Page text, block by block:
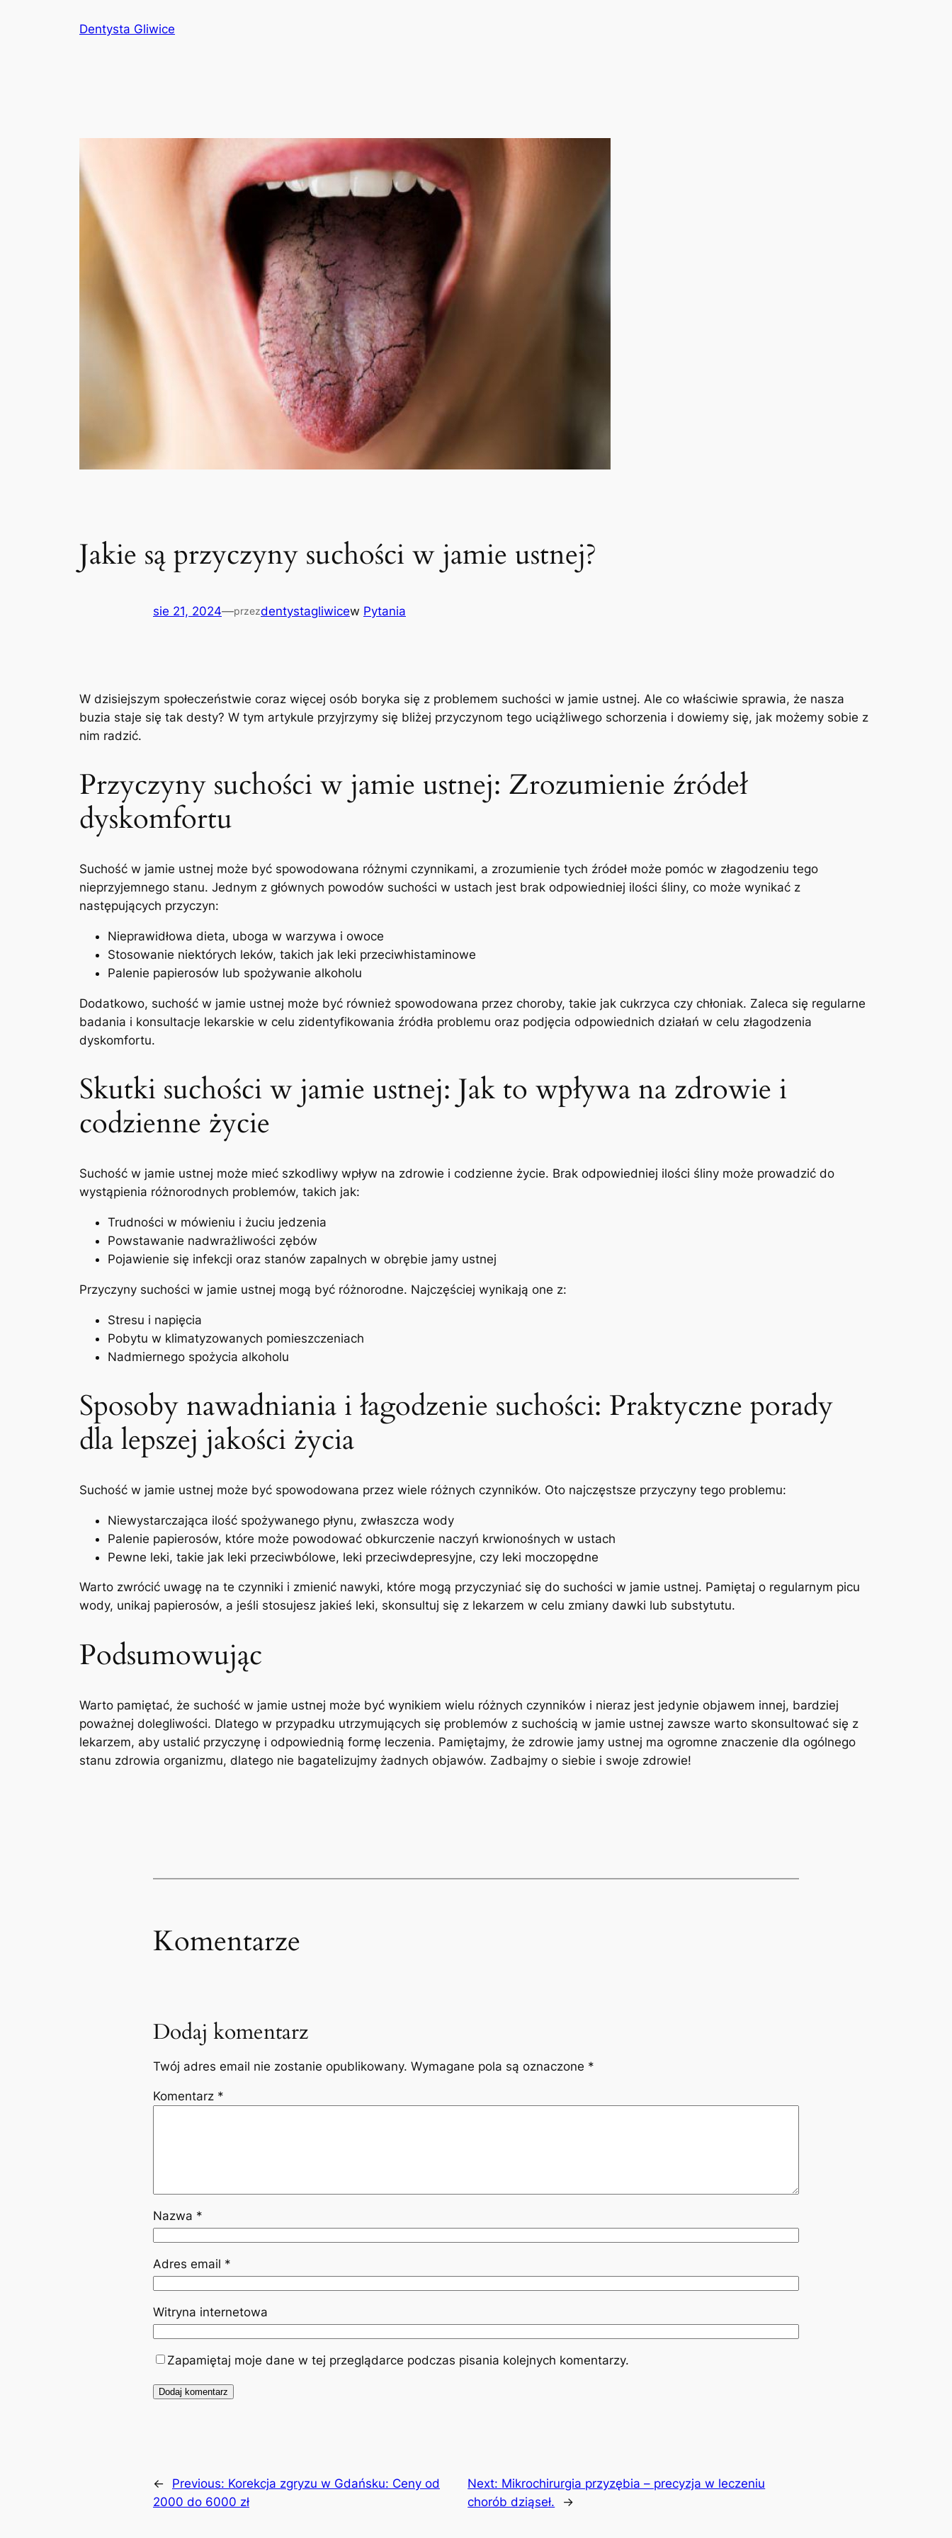
Dentysta Gliwice
Jakie są przyczyny suchości w jamie ustnej?
sie 21, 2024—przezdentystagliwicew Pytania
W⁣ dzisiejszym ⁣społeczeństwie ‍coraz więcej ⁤osób ‍boryka się⁢ z problemem suchości⁣ w jamie⁤ ustnej. ‍Ale⁣ co właściwie sprawia, że nasza
buzia staje się tak desty?⁤ W tym⁣ artykule przyjrzymy się‌ bliżej przyczynom⁣ tego⁣ uciążliwego schorzenia i dowiemy się, jak możemy ⁤sobie z
nim radzić.
Przyczyny suchości w jamie ustnej: Zrozumienie źródeł
‍dyskomfortu
Suchość‌ w jamie ustnej ‍może być​ spowodowana różnymi​ czynnikami, a zrozumienie tych ⁢źródeł​ może pomóc w⁤ złagodzeniu tego
nieprzyjemnego ⁤stanu. Jednym z ​głównych ​powodów suchości w ustach jest brak odpowiedniej ilości⁣ śliny, co⁢ może wynikać z
‌następujących przyczyn:
Nieprawidłowa dieta,‌ uboga ⁢w⁤ warzywa i owoce
Stosowanie niektórych leków, ⁢takich jak ⁤leki przeciwhistaminowe
Palenie papierosów lub spożywanie alkoholu
Dodatkowo, suchość⁢ w jamie ustnej może być⁣ również spowodowana przez choroby, takie​ jak cukrzyca czy chłoniak. Zaleca się regularne
badania i konsultacje ⁣lekarskie w celu ⁤zidentyfikowania źródła problemu⁤ oraz podjęcia odpowiednich działań w celu złagodzenia
dyskomfortu.
Skutki suchości ​w jamie ustnej: ‍Jak⁢ to ⁤wpływa na​ zdrowie i
codzienne życie
Suchość ‍w jamie ustnej może mieć szkodliwy wpływ na zdrowie⁢ i​ codzienne życie. Brak odpowiedniej ilości ​śliny może prowadzić do
wystąpienia​ różnorodnych problemów, takich jak:
Trudności w mówieniu i żuciu ‍jedzenia
Powstawanie nadwrażliwości⁤ zębów
Pojawienie się infekcji oraz stanów zapalnych w obrębie ‍jamy ustnej
Przyczyny suchości ‌w jamie ustnej ‍mogą być różnorodne. Najczęściej ⁣wynikają one z:
Stresu i ‌napięcia
Pobytu w klimatyzowanych pomieszczeniach
Nadmiernego spożycia alkoholu
Sposoby nawadniania i łagodzenie suchości: Praktyczne ⁤porady
dla lepszej jakości życia
Suchość w jamie ustnej może być spowodowana przez wiele różnych czynników. Oto najczęstsze przyczyny⁣ tego problemu:
Niewystarczająca ilość spożywanego płynu, zwłaszcza​ wody
Palenie papierosów, które może powodować obkurczenie naczyń krwionośnych ⁢w ustach
Pewne ⁤leki, takie jak leki przeciwbólowe, leki przeciwdepresyjne, czy leki⁣ moczopędne
Warto zwrócić uwagę⁤ na te czynniki​ i⁢ zmienić​ nawyki, które mogą przyczyniać się do suchości w jamie​ ustnej. Pamiętaj o regularnym picu
wody, ‌unikaj​ papierosów, a⁣ jeśli stosujesz jakieś leki,⁢ skonsultuj⁣ się z lekarzem w celu ⁣zmiany dawki lub substytutu.
Podsumowując
Warto pamiętać, że suchość w​ jamie ustnej ⁤może być wynikiem wielu ⁤różnych czynników i ⁢nieraz jest⁤ jedynie objawem innej, bardziej
‍poważnej dolegliwości. Dlatego ⁤w przypadku utrzymujących się problemów z suchością w jamie ustnej zawsze warto skonsultować się z
lekarzem,⁣ aby ustalić przyczynę ⁣i odpowiednią formę leczenia. Pamiętajmy, że zdrowie‌ jamy⁣ ustnej ma ogromne ⁣znaczenie dla‍ ogólnego
stanu‍ zdrowia organizmu, ‍dlatego nie bagatelizujmy żadnych objawów. ⁢Zadbajmy o siebie ‌i swoje zdrowie!
Komentarze
Dodaj komentarz
Twój adres email nie zostanie opublikowany. Wymagane pola są oznaczone *
Komentarz *
Nazwa *
Adres email *
Witryna internetowa
Zapamiętaj moje dane w tej przeglądarce podczas pisania kolejnych komentarzy.
← Previous: Korekcja zgryzu w Gdańsku: Ceny od
2000 do 6000 zł
Next: Mikrochirurgia przyzębia – precyzja w leczeniu
chorób dziąseł.
→